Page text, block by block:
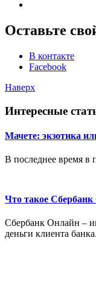
Оставьте
В контакте
Facebook
Наверх
Интересные
Мачете: экзотика
В последнее время в
Что такое
Сбербанк Онлайн –
деньги клиента банка.